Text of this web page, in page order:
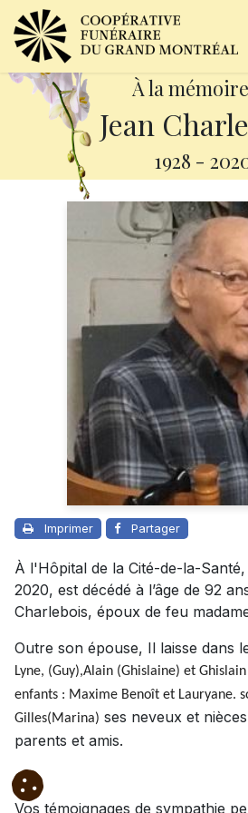
À la
Jean
1928 -
Imprimer Partager
À l'Hôpital de la Cité-de-la-
2020, est décédé à l’âge de 92
Charlebois, époux de feu
Outre son épouse, Il laisse dans
Lyne, (Guy),Alain (Ghislaine) et
enfants : Maxime Benoît et Lauryane.
Gilles(Marina) ses neveux et
parents et amis.
Vos témoignages de sympathie